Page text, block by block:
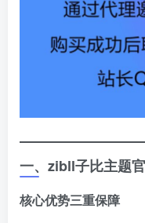
一、zibll子比主题
核心优势三重保障